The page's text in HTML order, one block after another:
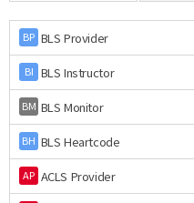
BP BLS Provider
BI BLS Instructor
BM BLS Monitor
BH BLS Heartcode
AP ACLS Provider